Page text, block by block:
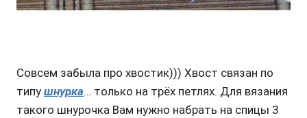
Совсем забыла про хвостик))) Хвост связан по
типу шнурка… только на трёх петлях. Для вязания
такого шнурочка Вам нужно набрать на спицы 3